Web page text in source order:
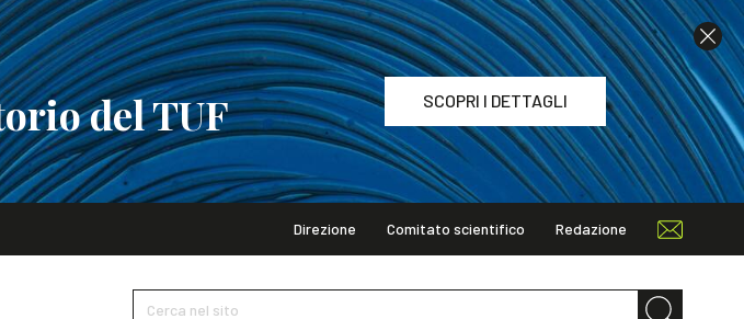
del TUF SCOPRI I DETTAGLI
Direzione Comitato scientifico Redazione
Cerca nel sito